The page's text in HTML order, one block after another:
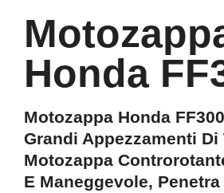
Honda
Motozappa Honda
Grandi Appezzamenti Di
Motozappa
E Maneggevole,